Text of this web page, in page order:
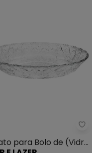
- Travessa Oval
para Bolo de (Vidro